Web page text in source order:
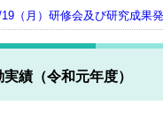
（月）研修会及び研究成果
実績（令和元年度）